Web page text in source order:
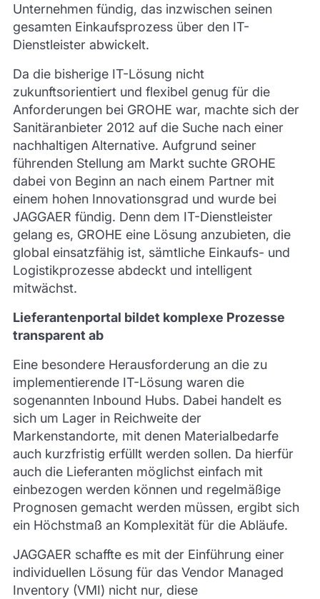
Unternehmen fündig, das inzwischen seinen
gesamten Einkaufsprozess über den IT-
Dienstleister abwickelt.
Da die bisherige IT-Lösung nicht
zukunftsorientiert und flexibel genug für die
Anforderungen bei GROHE war, machte sich der
Sanitäranbieter 2012 auf die Suche nach einer
nachhaltigen Alternative. Aufgrund seiner
führenden Stellung am Markt suchte GROHE
dabei von Beginn an nach einem Partner mit
einem hohen Innovationsgrad und wurde bei
JAGGAER fündig. Denn dem IT-Dienstleister
gelang es, GROHE eine Lösung anzubieten, die
global einsatzfähig ist, sämtliche Einkaufs- und
Logistikprozesse abdeckt und intelligent
mitwächst.
Lieferantenportal bildet komplexe Prozesse
transparent ab
Eine besondere Herausforderung an die zu
implementierende IT-Lösung waren die
sogenannten Inbound Hubs. Dabei handelt es
sich um Lager in Reichweite der
Markenstandorte, mit denen Materialbedarfe
auch kurzfristig erfüllt werden sollen. Da hierfür
auch die Lieferanten möglichst einfach mit
einbezogen werden können und regelmäßige
Prognosen gemacht werden müssen, ergibt sich
ein Höchstmaß an Komplexität für die Abläufe.
JAGGAER schaffte es mit der Einführung einer
individuellen Lösung für das Vendor Managed
Inventory (VMI) nicht nur, diese